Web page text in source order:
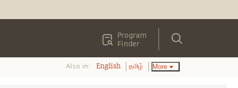
Program
Finder
Also in: English தமிழ் More